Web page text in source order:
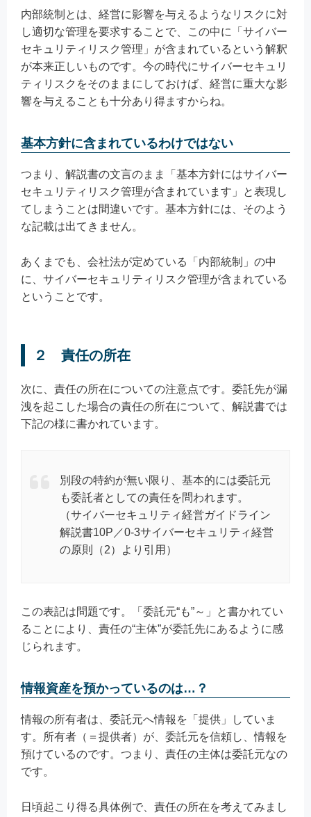
内部統制とは、経営に影響を与えるようなリスクに対
し適切な管理を要求することで、この中に「サイバー
セキュリティリスク管理」が含まれているという解釈
が本来正しいものです。今の時代にサイバーセキュリ
ティリスクをそのままにしておけば、経営に重大な影
響を与えることも十分あり得ますからね。
基本方針に含まれているわけではない
つまり、解説書の文言のまま「基本方針にはサイバー
セキュリティリスク管理が含まれています」と表現し
てしまうことは間違いです。基本方針には、そのよう
な記載は出てきません。
あくまでも、会社法が定めている「内部統制」の中
に、サイバーセキュリティリスク管理が含まれている
ということです。
２ 責任の所在
次に、責任の所在についての注意点です。委託先が漏
洩を起こした場合の責任の所在について、解説書では
下記の様に書かれています。
別段の特約が無い限り、基本的には委託元
も委託者としての責任を問われます。
（サイバーセキュリティ経営ガイドライン
解説書10P／0-3サイバーセキュリティ経営
の原則（2）より引用）
この表記は問題です。「委託元“も”～」と書かれてい
ることにより、責任の“主体”が委託先にあるように感
じられます。
情報資産を預かっているのは…？
情報の所有者は、委託元へ情報を「提供」していま
す。所有者（＝提供者）が、委託元を信頼し、情報を
預けているのです。つまり、責任の主体は委託元なの
です。
日頃起こり得る具体例で、責任の所在を考えてみまし